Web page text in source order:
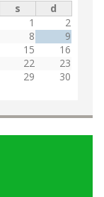
s
d
1
2
8
9
15
16
22
23
29
30